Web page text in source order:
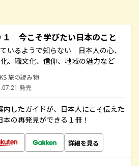
１ 今こそ学びたい日本のこと
いるようで知らない 日本人の心、
、職文化、信仰、地域の魅力など
旅の読み物
発売
内したガイドが、日本人にこそ伝えた
の再発見ができる１冊！
詳細を見る